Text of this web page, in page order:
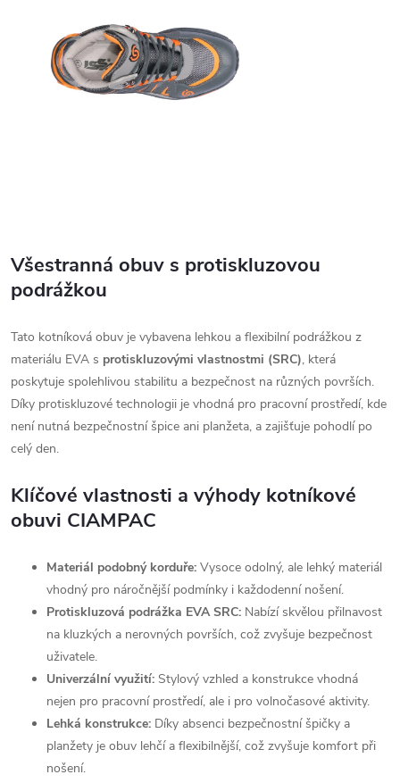
Všestranná obuv s protiskluzovou
podrážkou
Tato kotníková obuv je vybavena lehkou a flexibilní podrážkou z
materiálu EVA s protiskluzovými vlastnostmi (SRC), která
poskytuje spolehlivou stabilitu a bezpečnost na různých površích.
Díky protiskluzové technologii je vhodná pro pracovní prostředí, kde
není nutná bezpečnostní špice ani planžeta, a zajišťuje pohodlí po
celý den.
Klíčové vlastnosti a výhody kotníkové
obuvi CIAMPAC
Materiál podobný korduře: Vysoce odolný, ale lehký materiál
vhodný pro náročnější podmínky i každodenní nošení.
Protiskluzová podrážka EVA SRC: Nabízí skvělou přilnavost
na kluzkých a nerovných površích, což zvyšuje bezpečnost
uživatele.
Univerzální využití: Stylový vzhled a konstrukce vhodná
nejen pro pracovní prostředí, ale i pro volnočasové aktivity.
Lehká konstrukce: Díky absenci bezpečnostní špičky a
planžety je obuv lehčí a flexibilnější, což zvyšuje komfort při
nošení.